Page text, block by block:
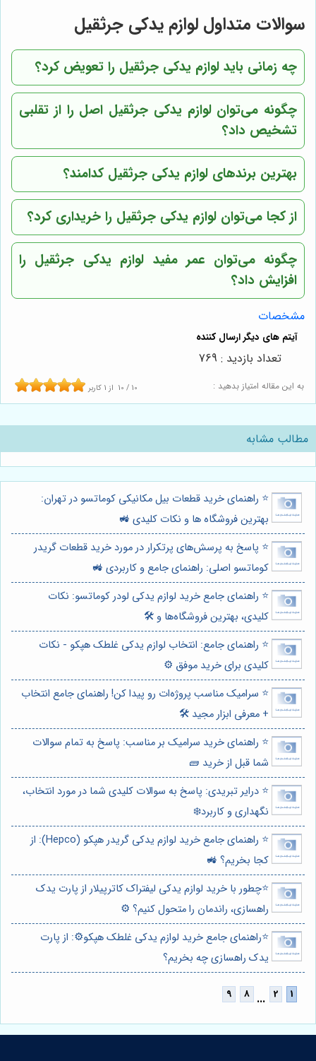
سوالات متداول لوازم یدکی جرثقیل
چه زمانی باید لوازم یدکی جرثقیل را تعویض کرد؟
چگونه می‌توان لوازم یدکی جرثقیل اصل را از تقلبی
تشخیص داد؟
بهترین برندهای لوازم یدکی جرثقیل کدامند؟
از کجا می‌توان لوازم یدکی جرثقیل را خریداری کرد؟
چگونه می‌توان عمر مفید لوازم یدکی جرثقیل را
افزایش داد؟
مشخصات
به این مقاله امتیاز بدهید : 10 / 10 از 1 کاربر
تعداد بازدید : 769
مطالب مشابه
⭐️ راهنمای خرید قطعات بیل مکانیکی کوماتسو در تهران:
بهترین فروشگاه ها و نکات کلیدی 🚜
⭐️ پاسخ به پرسش‌های پرتکرار در مورد خرید قطعات گریدر
کوماتسو اصلی: راهنمای جامع و کاربردی 🚜
⭐️ راهنمای جامع خرید لوازم یدکی لودر کوماتسو: نکات
کلیدی، بهترین فروشگاه‌ها و 🛠️
⭐️ راهنمای جامع: انتخاب لوازم یدکی غلطک هپکو - نکات
کلیدی برای خرید موفق ⚙️
⭐️ سرامیک مناسب پروژه‌ات رو پیدا کن! راهنمای جامع انتخاب
+ معرفی ابزار مجید 🛠️
⭐️ راهنمای خرید سرامیک بر مناسب: پاسخ به تمام سوالات
شما قبل از خرید 🧱
⭐️ درایر تبریدی: پاسخ به سوالات کلیدی شما در مورد انتخاب،
نگهداری و کاربرد❄️
⭐️ راهنمای جامع خرید لوازم یدکی گریدر هپکو (Hepco): از
کجا بخریم؟ 🚜
⭐️چطور با خرید لوازم یدکی لیفتراک کاترپیلار از پارت یدک
راهسازی، راندمان را متحول کنیم؟ ⚙️
⭐️راهنمای جامع خرید لوازم یدکی غلطک هپکو⚙️: از پارت
یدک راهسازی چه بخریم؟
...